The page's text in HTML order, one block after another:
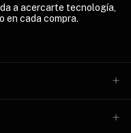
a acercarte tecnología,
en cada compra.